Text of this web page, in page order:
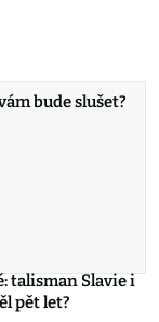
bude slušet?
talisman Slavie i
pět let?